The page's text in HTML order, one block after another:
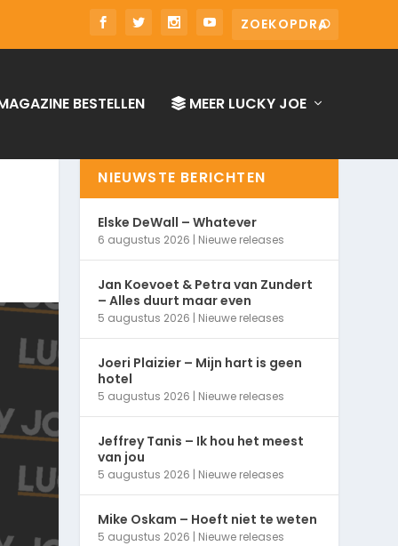
BESTELLEN MEER LUCKY JOE
NIEUWSTE BERICHTEN
Elske DeWall – Whatever
6 augustus 2026 | Nieuwe releases
Jan Koevoet & Petra van Zundert
– Alles duurt maar even
5 augustus 2026 | Nieuwe releases
Joeri Plaizier – Mijn hart is geen
hotel
5 augustus 2026 | Nieuwe releases
Jeffrey Tanis – Ik hou het meest
van jou
5 augustus 2026 | Nieuwe releases
Mike Oskam – Hoeft niet te weten
5 augustus 2026 | Nieuwe releases